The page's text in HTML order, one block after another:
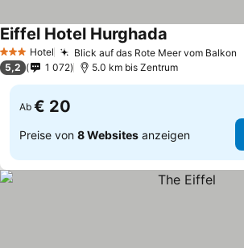
3 SterneHotel Blick auf das Rote Meer vom Balkon
Eiffel Hotel Hurghada
5,2 1 072 5.0 km bis Zentrum
Ab € 20
Preise von 8 Websites anzeigen